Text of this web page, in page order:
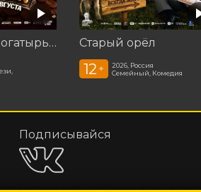
Последний богатырь. Колобок Старый орёл
12 +
2026, Россия
Семейный, Комедия
Подписывайся